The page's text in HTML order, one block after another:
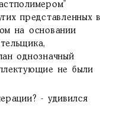
представленных в
на основании
однозначный
не были
- удивился